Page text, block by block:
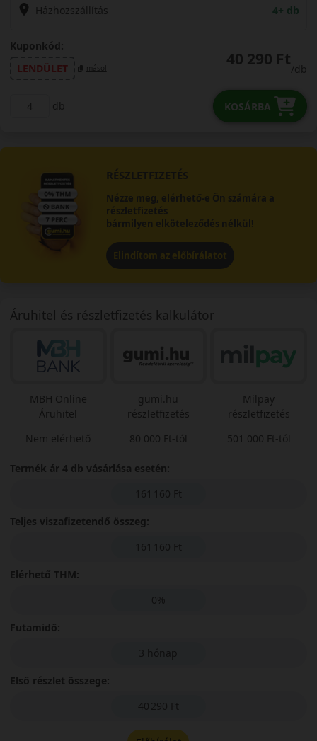
Házhozszállítás 4+ db
Kuponkód:
LENDÜLET
másol 40 290 Ft
/db
db KOSÁRBA
RÉSZLETFIZETÉS
Nézze meg, elérhető-e Ön számára a
részletfizetés
bármilyen elköteleződés nélkül!
Elindítom az előbírálatot
Áruhitel és részletfizetés kalkulátor
MBH Online
Áruhitel
Nem elérhető
gumi.hu
részletfizetés
80 000 Ft-tól
Milpay
részletfizetés
501 000 Ft-tól
Termék ár 4 db vásárlása esetén:
161 160 Ft
Teljes viszafizetendő összeg:
161 160 Ft
Elérhető THM:
0%
Futamidő:
3 hónap
Első részlet összege:
40 290 Ft